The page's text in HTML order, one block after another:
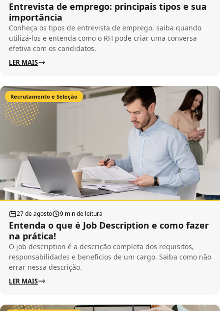
Entrevista de emprego: principais tipos e sua
importância
Conheça os tipos de entrevista de emprego, saiba quando
utilizá-los e entenda como o RH pode criar uma conversa
efetiva com os candidatos.
LER MAIS
Recrutamento e Seleção
27 de agosto 9 min de leitura
Entenda o que é Job Description e como fazer
na prática!
O job description é a descrição completa dos requisitos,
responsabilidades e benefícios de um cargo. Saiba como não
errar nessa descrição.
LER MAIS